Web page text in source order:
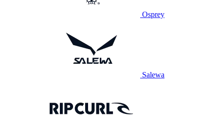
Osprey
Salewa